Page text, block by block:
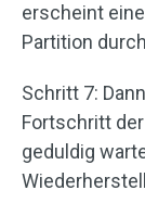
erscheint
Partition
Schritt 7:
Fortschritt
geduldig